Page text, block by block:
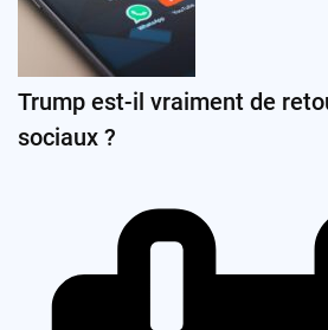
Trump est-il vraiment de
sociaux ?